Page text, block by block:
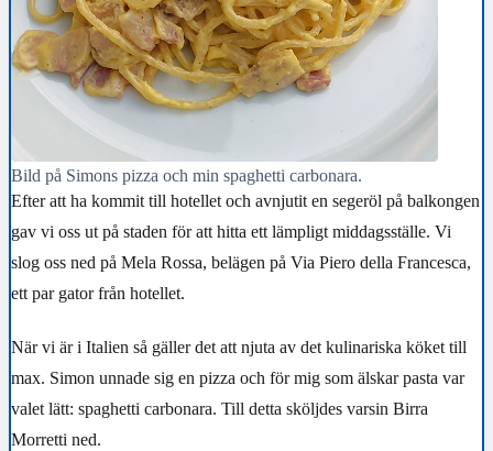
Bild på Simons pizza och min spaghetti carbonara.
Efter att ha kommit till hotellet och avnjutit en segeröl på balkongen
gav vi oss ut på staden för att hitta ett lämpligt middagsställe. Vi
slog oss ned på Mela Rossa, belägen på Via Piero della Francesca,
ett par gator från hotellet.
När vi är i Italien så gäller det att njuta av det kulinariska köket till
max. Simon unnade sig en pizza och för mig som älskar pasta var
valet lätt: spaghetti carbonara. Till detta sköljdes varsin Birra
Morretti ned.